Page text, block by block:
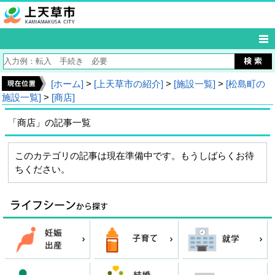
[ホーム] > [上天草市の紹介] > [施設一覧] > [松島町の
施設一覧] > [商店]
「商店」の記事一覧
このカテゴリの記事は現在準備中です。もうしばらくお待
ちください。